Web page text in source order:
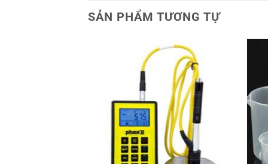
SẢN PHẨM TƯƠNG TỰ